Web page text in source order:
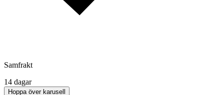
Samfrakt
14 dagar
Hoppa över karusell